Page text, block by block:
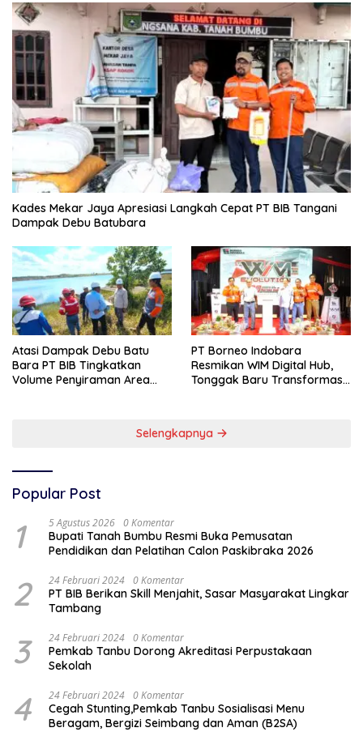
Kades Mekar Jaya Apresiasi Langkah Cepat PT BIB Tangani
Dampak Debu Batubara
Atasi Dampak Debu Batu
Bara PT BIB Tingkatkan
Volume Penyiraman Area
PT Borneo Indobara
Resmikan WIM Digital Hub,
Tonggak Baru Transformasi
Selengkapnya
Popular Post
1 5 Agustus 2026 0 Komentar
Bupati Tanah Bumbu Resmi Buka Pemusatan
Pendidikan dan Pelatihan Calon Paskibraka 2026
2 24 Februari 2024 0 Komentar
PT BIB Berikan Skill Menjahit, Sasar Masyarakat Lingkar
Tambang
3 24 Februari 2024 0 Komentar
Pemkab Tanbu Dorong Akreditasi Perpustakaan
Sekolah
4 24 Februari 2024 0 Komentar
Cegah Stunting,Pemkab Tanbu Sosialisasi Menu
Beragam, Bergizi Seimbang dan Aman (B2SA)